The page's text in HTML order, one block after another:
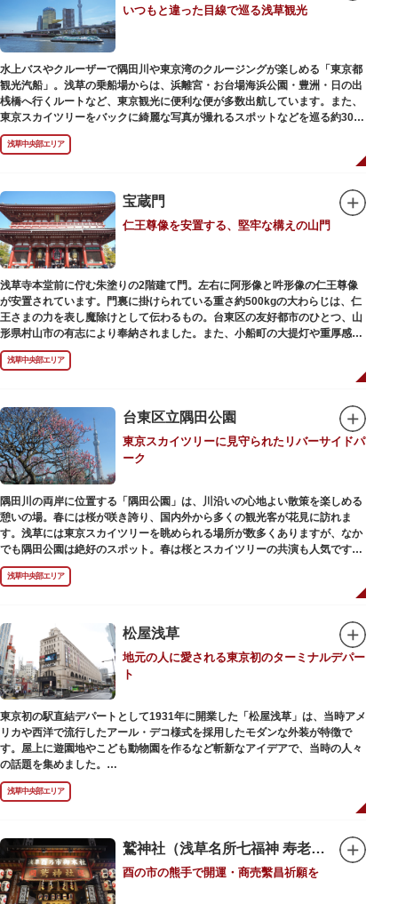
動物園としても知られるようになりました。戦後は遊園地として再開し、温
かさと懐かしさを併せ持つレトロなアトラクションや雰囲気で人気のスポッ
トとなっています。幼児（0歳～4歳）は入園とのりもの料が無料で、年齢や
身長制限の無いアトラクションもあり、子どもの遊園地デビューにもぴった
りです。
いつもと違った目線で巡る浅草観光
水上バスやクルーザーで隅田川や東京湾のクルージングが楽しめる「東京都
観光汽船」。浅草の乗船場からは、浜離宮・お台場海浜公園・豊洲・日の出
桟橋へ行くルートなど、東京観光に便利な便が多数出航しています。また、
東京スカイツリーをバックに綺麗な写真が撮れるスポットなどを巡る約30分
の「浅草周遊コース」も。初日の出やお花見、隅田川花火大会、クリスマス
などのイベント時は、いつもと違う目線から東京の景色を堪能できるイベン
や、約300人が乗船可能なアメリカンな大型船など多種多様な船体も魅力。
目的や人数にあわせてコースや時間帯を選べるチャータークルーズも行われ
ています。
浅草中央部エリア
宝蔵門
仁王尊像を安置する、堅牢な構えの山門
浅草寺本堂前に佇む朱塗りの2階建て門。左右に阿形像と吽形像の仁王尊像
が安置されています。門裏に掛けられている重さ約500kgの大わらじは、仁
王さまの力を表し魔除けとして伝わるもの。台東区の友好都市のひとつ、山
形県村山市の有志により奉納されました。また、小船町の大提灯や重厚感あ
ふれる吊灯篭も存在感を放ち、参拝客を迎えてくれます。
宝蔵門は、平安時代、武蔵守に任命された平公雅（たいらのきみまさ）によ
在の門は1964年にホテルニューオオタニ創始者・大谷米太郎の寄進により本
瓦葺きで再建された（2007年チタン瓦に葺き替え）楼門です。上層部には仏
教の経典である『元版⼀切経（げんばんいっさいきょう）』や寺宝が収蔵さ
れています。
浅草中央部エリア
台東区立隅田公園
東京スカイツリーに見守られたリバーサイドパ
ーク
隅田川の両岸に位置する「隅田公園」は、川沿いの心地よい散策を楽しめる
憩いの場。春には桜が咲き誇り、国内外から多くの観光客が花見に訪れま
す。浅草には東京スカイツリーを眺められる場所が数多くありますが、なか
でも隅田公園は絶好のスポット。春は桜とスカイツリーの共演も人気です。
川沿いにある「隅田公園オープンカフェ」は、店舗の一部を屋外にした開放
的なカフェ・レストラン。綺麗な景色を眺めながら、コーヒー片手にのんび
りと過ごしても良いですね。また、クジラの滑り台が目印の「遊具広場」は
身体を動かせます。
隅田川橋梁に設置された全長約160mの「すみだリバーウォーク」は、東京
スカイツリーまでの最短距離ルートのひとつ。歩道橋の途中にあるガラス床
から隅田川を見下ろしたり、すぐ横を走る電車の迫力を楽しんだり、隅田川
散策にいかがでしょうか。
浅草中央部エリア
松屋浅草
地元の人に愛される東京初のターミナルデパー
ト
東京初の駅直結デパートとして1931年に開業した「松屋浅草」は、当時アメ
リカや西洋で流行したアール・デコ様式を採用したモダンな外装が特徴で
す。屋上に遊園地やこども動物園を作るなど斬新なアイデアで、当時の人々
の話題を集めました。
現在は、B1階から地上3階までが松屋浅草の売り場。2012年のリニューアル
で建設当時のシンボル・大時計も復活し、昭和の面影を残す百貨店は今でも
人々に親しまれています。地上1階は 浅草らしい下町銘菓をはじめ、全国か
なので、お土産購入にも便利です。
浅草中央部エリア
鷲神社（浅草名所七福神 寿老人）
酉の市の熊手で開運・商売繫昌祈願を